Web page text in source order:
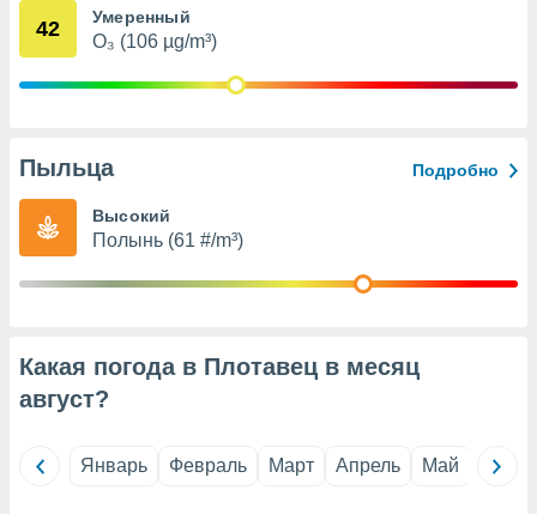
веб-
и
файлов
этого вы
согласие
» или
cookie
42 Умеренный
O₃ (106 µg/m³)
Пыльца Подробно
Высокий
Полынь (61 #/m³)
Какая погода в Плотавец в месяц
август?
Январь Февраль Март Апрель Май Июнь